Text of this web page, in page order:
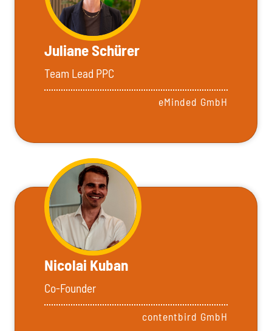
Juliane Schürer
Team Lead PPC
eMinded GmbH
Nicolai Kuban
Co-Founder
contentbird GmbH